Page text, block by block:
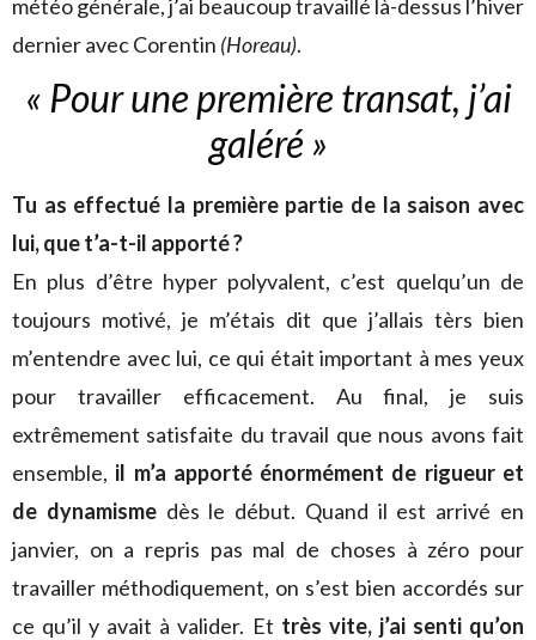
météo générale, j’ai beaucoup travaillé là-dessus l’hiver
dernier avec Corentin (Horeau).
« Pour une première transat, j’ai
galéré »
Tu as effectué la première partie de la saison avec
lui, que t’a-t-il apporté ?
En plus d’être hyper polyvalent, c’est quelqu’un de
toujours motivé, je m’étais dit que j’allais tèrs bien
m’entendre avec lui, ce qui était important à mes yeux
pour travailler efficacement. Au final, je suis
extrêmement satisfaite du travail que nous avons fait
ensemble, il m’a apporté énormément de rigueur et
de dynamismedès le début. Quand il est arrivé en
janvier, on a repris pas mal de choses à zéro pour
travailler méthodiquement, on s’est bien accordés sur
ce qu’il y avait à valider. Et très vite, j’ai senti qu’on